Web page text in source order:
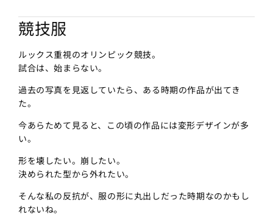
競技服
ルックス重視のオリンピック競技。
試合は、始まらない。
過去の写真を見返していたら、ある時期の作品が出てき
た。
今あらためて見ると、この頃の作品には変形デザインが多
い。
形を壊したい。崩したい。
決められた型から外れたい。
そんな私の反抗が、服の形に丸出しだった時期なのかもし
れないね。